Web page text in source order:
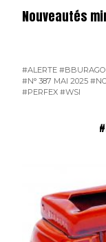
Nouveautés
#ALERTE #BBURAGO
#N° 387 MAI 2025
#PERFEX #WSI